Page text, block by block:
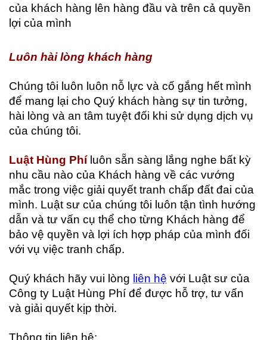
của khách hàng lên hàng đầu và trên cả quyền
lợi của mình
Luôn hài lòng khách hàng
Chúng tôi luôn luôn nỗ lực và cố gắng hết mình
để mang lại cho Quý khách hàng sự tin tưởng,
hài lòng và an tâm tuyệt đối khi sử dụng dịch vụ
của chúng tôi.
Luật Hùng Phí luôn sẵn sàng lắng nghe bất kỳ
nhu cầu nào của Khách hàng về các vướng
mắc trong việc giải quyết tranh chấp đất đai của
mình. Luật sư của chúng tôi luôn tận tình hướng
dẫn và tư vấn cụ thể cho từng Khách hàng để
bảo vệ quyền và lợi ích hợp pháp của mình đối
với vụ việc tranh chấp.
Quý khách hãy vui lòng liên hệ với Luật sư của
Công ty Luật Hùng Phí để được hỗ trợ, tư vấn
và giải quyết kịp thời.
Thông tin liên hệ: